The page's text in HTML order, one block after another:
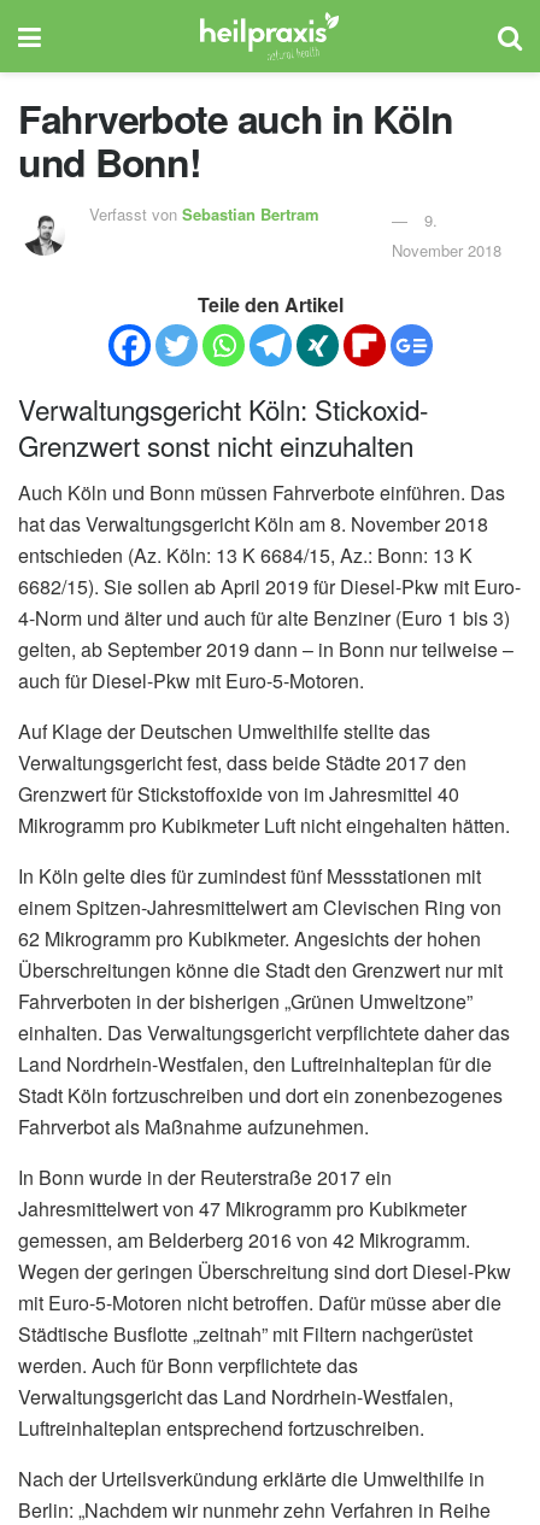
Fahrverbote auch in Köln
und Bonn!
Verfasst vonSebastian Bertram
9.
November 2018
Teile den Artikel
Verwaltungsgericht Köln: Stickoxid-
Grenzwert sonst nicht einzuhalten
Auch Köln und Bonn müssen Fahrverbote einführen. Das
hat das Verwaltungsgericht Köln am 8. November 2018
entschieden (Az. Köln: 13 K 6684/15, Az.: Bonn: 13 K
6682/15). Sie sollen ab April 2019 für Diesel-Pkw mit Euro-
4-Norm und älter und auch für alte Benziner (Euro 1 bis 3)
gelten, ab September 2019 dann – in Bonn nur teilweise –
auch für Diesel-Pkw mit Euro-5-Motoren.
Auf Klage der Deutschen Umwelthilfe stellte das
Verwaltungsgericht fest, dass beide Städte 2017 den
Grenzwert für Stickstoffoxide von im Jahresmittel 40
Mikrogramm pro Kubikmeter Luft nicht eingehalten hätten.
In Köln gelte dies für zumindest fünf Messstationen mit
einem Spitzen-Jahresmittelwert am Clevischen Ring von
62 Mikrogramm pro Kubikmeter. Angesichts der hohen
Überschreitungen könne die Stadt den Grenzwert nur mit
Fahrverboten in der bisherigen „Grünen Umweltzone”
einhalten. Das Verwaltungsgericht verpflichtete daher das
Land Nordrhein-Westfalen, den Luftreinhalteplan für die
Stadt Köln fortzuschreiben und dort ein zonenbezogenes
Fahrverbot als Maßnahme aufzunehmen.
In Bonn wurde in der Reuterstraße 2017 ein
Jahresmittelwert von 47 Mikrogramm pro Kubikmeter
gemessen, am Belderberg 2016 von 42 Mikrogramm.
Wegen der geringen Überschreitung sind dort Diesel-Pkw
mit Euro-5-Motoren nicht betroffen. Dafür müsse aber die
Städtische Busflotte „zeitnah” mit Filtern nachgerüstet
werden. Auch für Bonn verpflichtete das
Verwaltungsgericht das Land Nordrhein-Westfalen,
Luftreinhalteplan entsprechend fortzuschreiben.
Nach der Urteilsverkündung erklärte die Umwelthilfe in
Berlin: „Nachdem wir nunmehr zehn Verfahren in Reihe